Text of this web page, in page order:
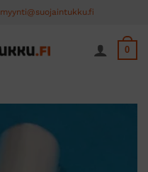
myynti@suojaintukku.fi
0